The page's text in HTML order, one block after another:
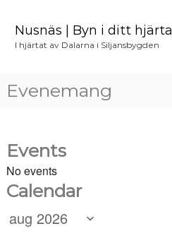
Nusnäs | Byn i ditt hjärta
I hjärtat av Dalarna i Siljansbygden
Evenemang
Events
No events
Calendar